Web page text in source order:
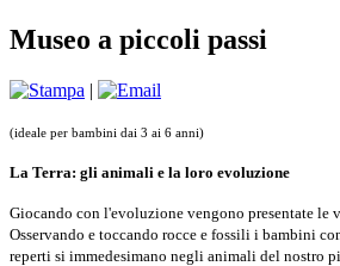
Museo a piccoli passi
|
(ideale per bambini dai 3 ai 6 anni)
La Terra: gli animali e la loro evoluzione
Giocando con l'evoluzione vengono presentate le
Osservando e toccando rocce e fossili i bambini
reperti si immedesimano negli animali del nostro